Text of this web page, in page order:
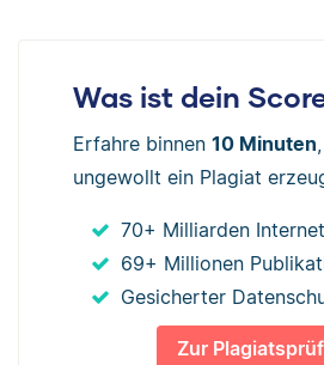
Was ist dein
Erfahre binnen 10 Minuten
ungewollt ein Plagiat
70+ Milliarden
69+ Millionen
Gesicherter
Zur